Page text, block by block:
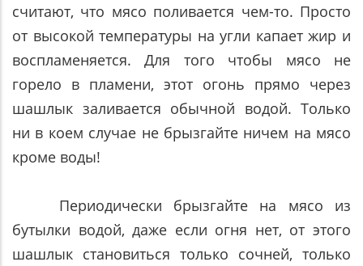
считают, что мясо поливается чем-то. Просто
от высокой температуры на угли капает жир и
воспламеняется. Для того чтобы мясо не
горело в пламени, этот огонь прямо через
шашлык заливается обычной водой. Только
ни в коем случае не брызгайте ничем на мясо
кроме воды!
Периодически брызгайте на мясо из
бутылки водой, даже если огня нет, от этого
шашлык становиться только сочней, только